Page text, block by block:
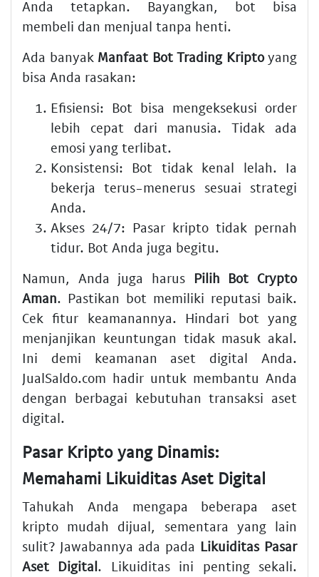
Anda tetapkan. Bayangkan, bot bisa
membeli dan menjual tanpa henti.
Ada banyak Manfaat Bot Trading Kriptoyang
bisa Anda rasakan:
Efisiensi: Bot bisa mengeksekusi order
lebih cepat dari manusia. Tidak ada
emosi yang terlibat.
Konsistensi: Bot tidak kenal lelah. Ia
bekerja terus-menerus sesuai strategi
Anda.
Akses 24/7: Pasar kripto tidak pernah
tidur. Bot Anda juga begitu.
Namun, Anda juga harus
Pilih Bot Crypto
Aman. Pastikan bot memiliki reputasi baik.
Cek fitur keamanannya. Hindari bot yang
menjanjikan keuntungan tidak masuk akal.
Ini demi keamanan aset digital Anda.
JualSaldo.com hadir untuk membantu Anda
dengan berbagai kebutuhan transaksi aset
digital.
Pasar Kripto yang Dinamis:
Memahami Likuiditas Aset Digital
Tahukah Anda mengapa beberapa aset
kripto mudah dijual, sementara yang lain
sulit? Jawabannya ada pada Likuiditas Pasar
Aset Digital. Likuiditas ini penting sekali.